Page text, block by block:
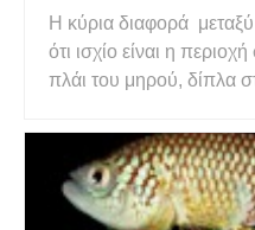
Η κύρια διαφορά μεταξύ
ότι ισχίο είναι η
πλάι του μηρού, δίπλα
σφαιρική και η
ισχίου σχηματίζεται
πυελικής κοτύλης κα